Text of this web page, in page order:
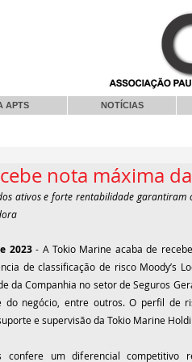
APTS NOTÍCIAS
nota máxima da
ativos e forte rentabilidade garantiram
2023 - A Tokio Marine acaba de
de classificação de risco Moody’s
da Companhia no setor de Seguros
do negócio, entre outros. O perfil de
e supervisão da Tokio Marine
confere um diferencial competitivo